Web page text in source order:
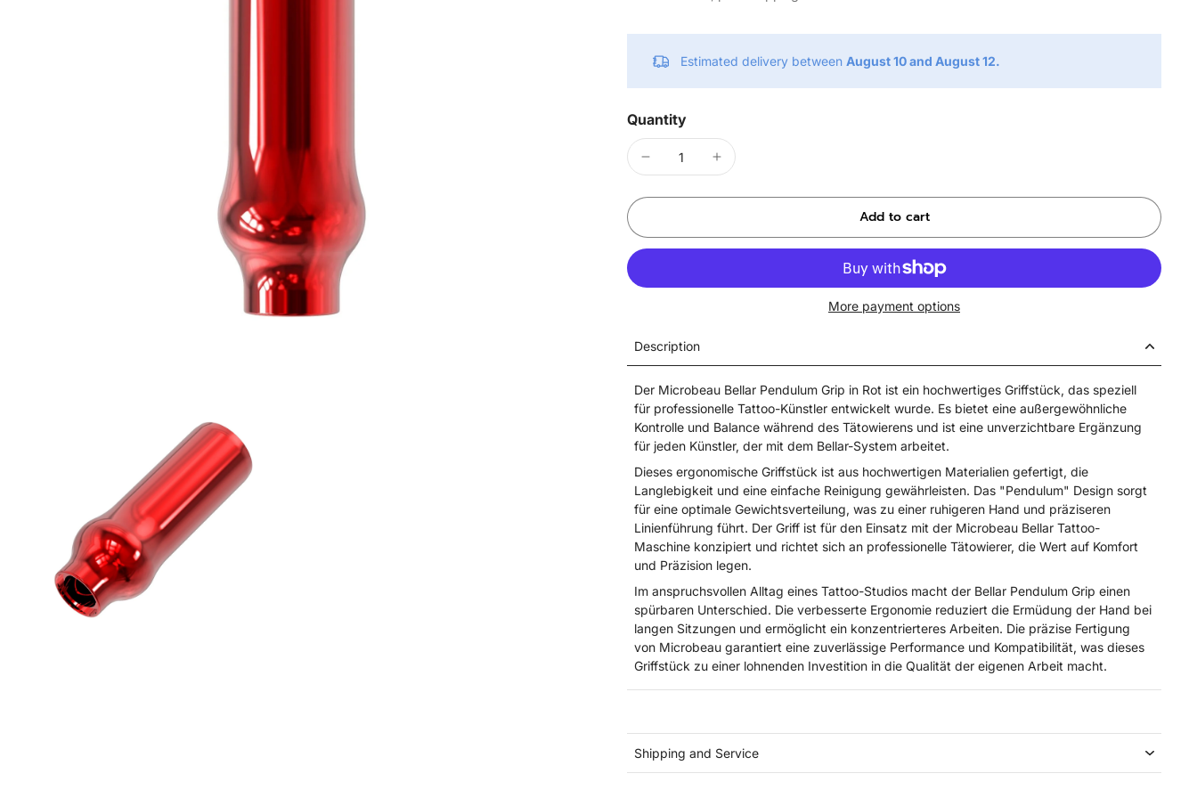
Estimated delivery between August 10 and August 12.
Quantity
Add to cart
More payment options
Description
Der Microbeau Bellar Pendulum Grip in Rot ist ein hochwertiges Griffstück, das speziell
für professionelle Tattoo-Künstler entwickelt wurde. Es bietet eine außergewöhnliche
Kontrolle und Balance während des Tätowierens und ist eine unverzichtbare Ergänzung
für jeden Künstler, der mit dem Bellar-System arbeitet.
Dieses ergonomische Griffstück ist aus hochwertigen Materialien gefertigt, die
Langlebigkeit und eine einfache Reinigung gewährleisten. Das "Pendulum" Design sorgt
für eine optimale Gewichtsverteilung, was zu einer ruhigeren Hand und präziseren
Linienführung führt. Der Griff ist für den Einsatz mit der Microbeau Bellar Tattoo-
Maschine konzipiert und richtet sich an professionelle Tätowierer, die Wert auf Komfort
und Präzision legen.
Im anspruchsvollen Alltag eines Tattoo-Studios macht der Bellar Pendulum Grip einen
spürbaren Unterschied. Die verbesserte Ergonomie reduziert die Ermüdung der Hand bei
langen Sitzungen und ermöglicht ein konzentrierteres Arbeiten. Die präzise Fertigung
von Microbeau garantiert eine zuverlässige Performance und Kompatibilität, was dieses
Griffstück zu einer lohnenden Investition in die Qualität der eigenen Arbeit macht.
Shipping and Service